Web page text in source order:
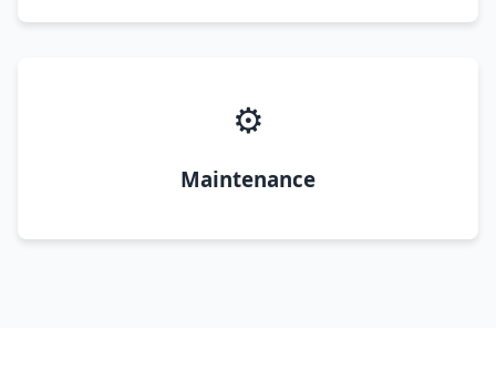
⚙️
Maintenance